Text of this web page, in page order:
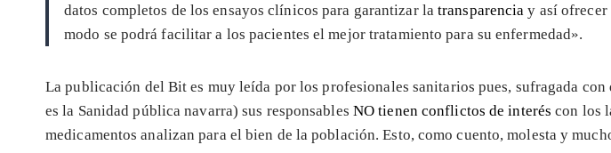
datos completos de los ensayos clínicos para garantizar latransparencia y así ofrecer
modo se podrá facilitar a los pacientes el mejor tratamiento para su enfermedad».
La publicación del Bit es muy leída por los profesionales sanitarios pues, sufragada
es la Sanidad pública navarra) sus responsables NO tienen conflictos de interés con los
medicamentos analizan para el bien de la población. Esto, como cuento, molesta y